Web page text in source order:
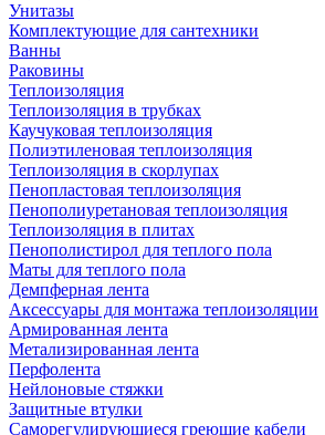
Унитазы
Комплектующие для сантехники
Ванны
Раковины
Теплоизоляция
Теплоизоляция в трубках
Каучуковая теплоизоляция
Полиэтиленовая теплоизоляция
Теплоизоляция в скорлупах
Пенопластовая теплоизоляция
Пенополиуретановая теплоизоляция
Теплоизоляция в плитах
Пенополистирол для теплого пола
Маты для теплого пола
Демпферная лента
Аксессуары для монтажа теплоизоляции
Армированная лента
Метализированная лента
Перфолента
Нейлоновые стяжки
Защитные втулки
Саморегулирующиеся греющие кабели